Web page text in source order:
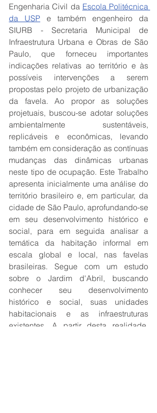
Engenharia Civil da Escola Politécnica
da USP e também engenheiro da
SIURB - Secretaria Municipal de
Infraestrutura Urbana e Obras de São
Paulo, que forneceu importantes
indicações relativas ao território e às
possíveis intervenções a serem
propostas pelo projeto de urbanização
da favela. Ao propor as soluções
projetuais, buscou-se adotar soluções
ambientalmente sustentáveis,
replicáveis e econômicas, levando
também em consideração as contínuas
mudanças das dinâmicas urbanas
neste tipo de ocupação. Este Trabalho
apresenta inicialmente uma análise do
território brasileiro e, em particular, da
cidade de São Paulo, aprofundando-se
em seu desenvolvimento histórico e
social, para em seguida analisar a
temática da habitação informal em
escala global e local, nas favelas
brasileiras. Segue com um estudo
sobre o Jardim d'Abril, buscando
conhecer seu desenvolvimento
histórico e social, suas unidades
habitacionais e as infraestruturas
existentes. A partir desta realidade,